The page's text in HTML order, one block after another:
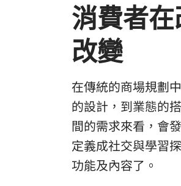
消費者
改變
在傳統的商場規劃
的設計，到業態的
間的需求來看，會
定義成社交與學習
功能及內容了。